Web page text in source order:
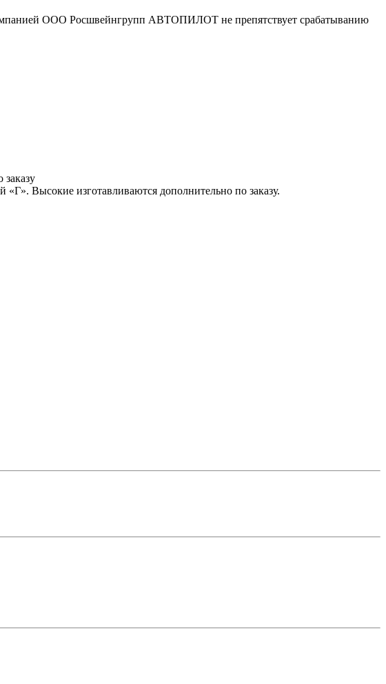
ООО Росшвейнгрупп АВТОПИЛОТ не препятствует срабатыванию
Высокие изготавливаются дополнительно по заказу.